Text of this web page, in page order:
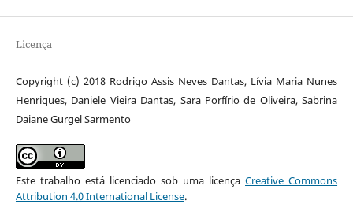
Licença
Copyright (c) 2018 Rodrigo Assis Neves Dantas, Lívia Maria Nunes
Henriques, Daniele Vieira Dantas, Sara Porfírio de Oliveira, Sabrina
Daiane Gurgel Sarmento
Este trabalho está licenciado sob uma licençaCreative Commons
Attribution 4.0 International License.